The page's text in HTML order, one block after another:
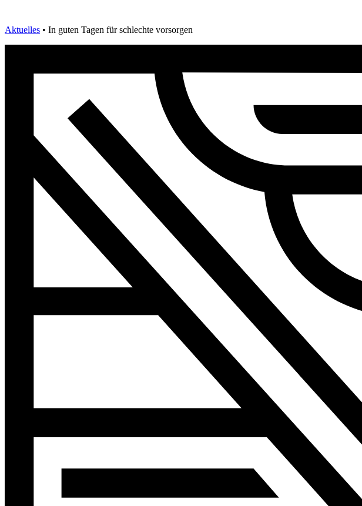
Aktuelles • In guten Tagen für schlechte vorsorgen